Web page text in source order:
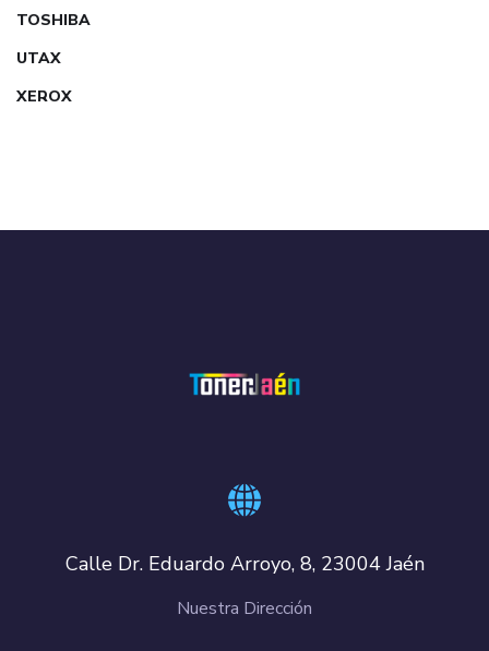
TOSHIBA
UTAX
XEROX
Calle Dr. Eduardo Arroyo, 8, 23004 Jaén
Nuestra Dirección